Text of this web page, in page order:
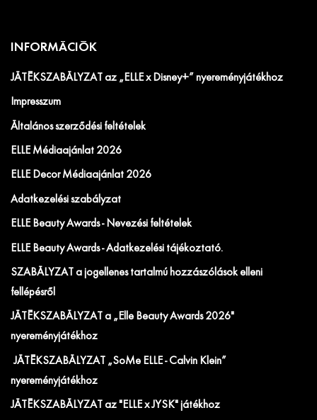
INFORMÁCIÓK
JÁTÉKSZABÁLYZAT az „ELLE x Disney+” nyereményjátékhoz
Impresszum
Általános szerződési feltételek
ELLE Médiaajánlat 2026
ELLE Decor Médiaajánlat 2026
Adatkezelési szabályzat
ELLE Beauty Awards - Nevezési feltételek
ELLE Beauty Awards - Adatkezelési tájékoztató.
SZABÁLYZAT a jogellenes tartalmú hozzászólások elleni
fellépésről
JÁTÉKSZABÁLYZAT a „Elle Beauty Awards 2026"
nyereményjátékhoz
JÁTÉKSZABÁLYZAT „SoMe ELLE - Calvin Klein”
nyereményjátékhoz
JÁTÉKSZABÁLYZAT az "ELLE x JYSK" játékhoz